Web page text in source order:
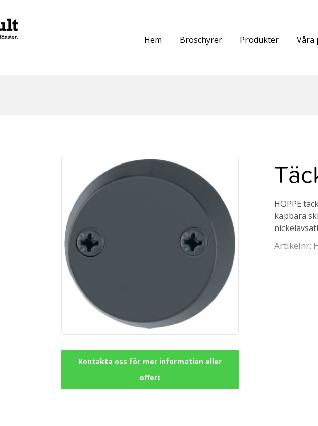
Hem Broschyrer Produkter Våra
Kontakta oss för mer information eller
offert
HOPPE
kapbara
Artikelnr: